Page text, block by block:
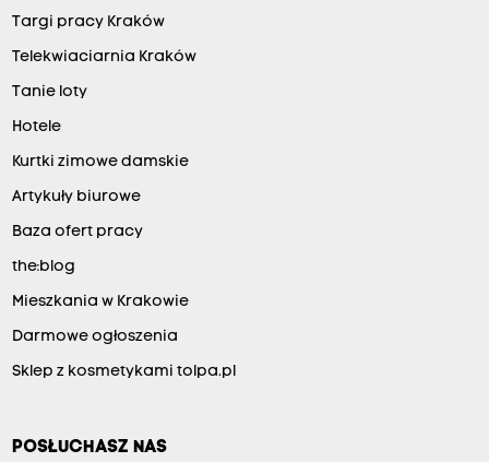
Targi pracy Kraków
Telekwiaciarnia Kraków
Tanie loty
Hotele
Kurtki zimowe damskie
Artykuły biurowe
Baza ofert pracy
the:blog
Mieszkania w Krakowie
Darmowe ogłoszenia
Sklep z kosmetykami tolpa.pl
POSŁUCHASZ NAS